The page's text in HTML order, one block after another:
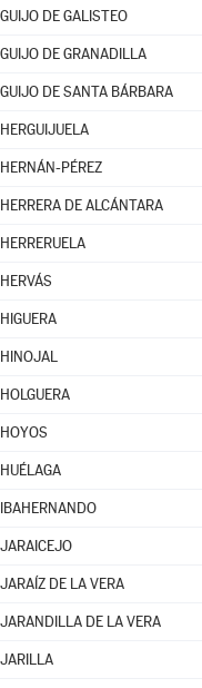
GUIJO DE GALISTEO
GUIJO DE GRANADILLA
GUIJO DE SANTA BÁRBARA
HERGUIJUELA
HERNÁN-PÉREZ
HERRERA DE ALCÁNTARA
HERRERUELA
HERVÁS
HIGUERA
HINOJAL
HOLGUERA
HOYOS
HUÉLAGA
IBAHERNANDO
JARAICEJO
JARAÍZ DE LA VERA
JARANDILLA DE LA VERA
JARILLA